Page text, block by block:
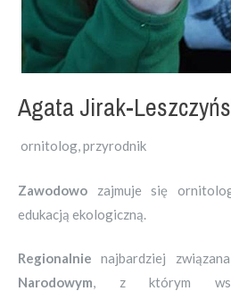
Agata Jirak-
ornitolog, przyrodnik
Zawodowo zajmuje się
edukacją ekologiczną.
Regionalnie najbardziej
Narodowym, z którym